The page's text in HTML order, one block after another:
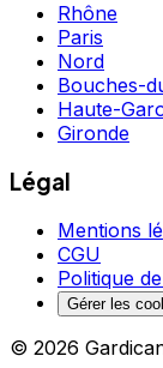
Rhône
Paris
Nord
Bouches-
Haute-
Gironde
Légal
Mentions
CGU
Politique
Gérer les
© 2026